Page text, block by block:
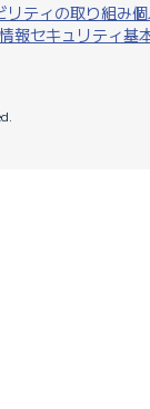
リティの取り組み
情報セキュリティ基